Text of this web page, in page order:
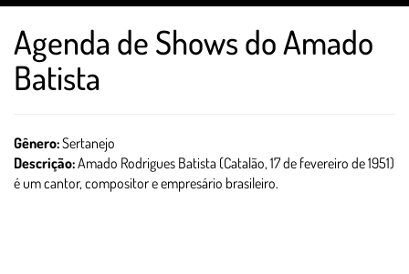
Agenda de Shows do Amado
Batista
Gênero:Sertanejo
Descrição:Amado Rodrigues Batista (Catalão, 17 de fevereiro de 1951)
é um cantor, compositor e empresário brasileiro.